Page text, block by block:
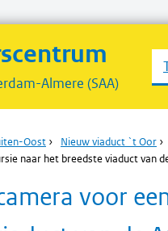
Almere (SAA)
Oost › Nieuw viaduct `t Oor ›
naar het breedste viaduct van
voor